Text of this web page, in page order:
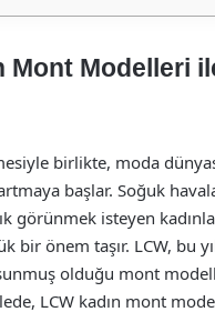
Mont Modelleri
birlikte, moda
başlar. Soğuk
görünmek isteyen
bir önem taşır. LCW, bu
olduğu mont
LCW kadın mont